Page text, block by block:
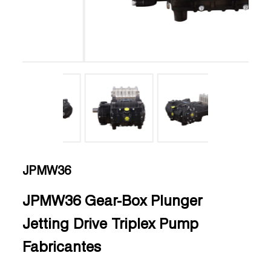
JPMW36
JPMW36 Gear-Box Plunger
Jetting Drive Triplex Pump
Fabricantes